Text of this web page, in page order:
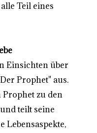
Teil eines
Einsichten über
Prophet" aus.
zu den
teilt seine
Lebensaspekte,